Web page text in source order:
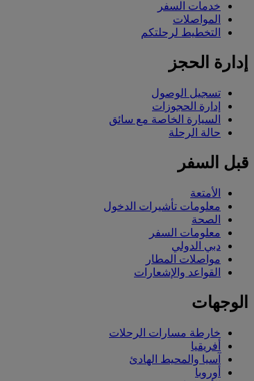
خدمات السفر
المواصلات
التخطيط لرحلتكم
إدارة الحجز
تسجيل الوصول
إدارة الحجوزات
السيارة الخاصة مع سائق
حالة الرحلة
قبل السفر
الأمتعة
معلومات تأشيرات الدخول
الصحة
معلومات السفر
دبي الدولي
مواصلات المطار
القواعد والإشعارات
الوجهات
خارطة مسارات الرحلات
أفريقيا
آسيا والمحيط الهادئ
أوروبا